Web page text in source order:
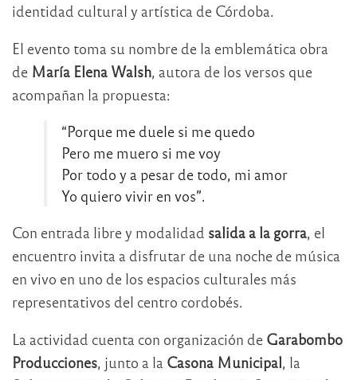
identidad cultural y artística de Córdoba.
El evento toma su nombre de la emblemática obra
de María Elena Walsh, autora de los versos que
acompañan la propuesta:
“Porque me duele si me quedo
Pero me muero si me voy
Por todo y a pesar de todo, mi amor
Yo quiero vivir en vos”.
Con entrada libre y modalidad salida a la gorra, el
encuentro invita a disfrutar de una noche de música
en vivo en uno de los espacios culturales más
representativos del centro cordobés.
La actividad cuenta con organización de Garabombo
Producciones, junto a la Casona Municipal, la